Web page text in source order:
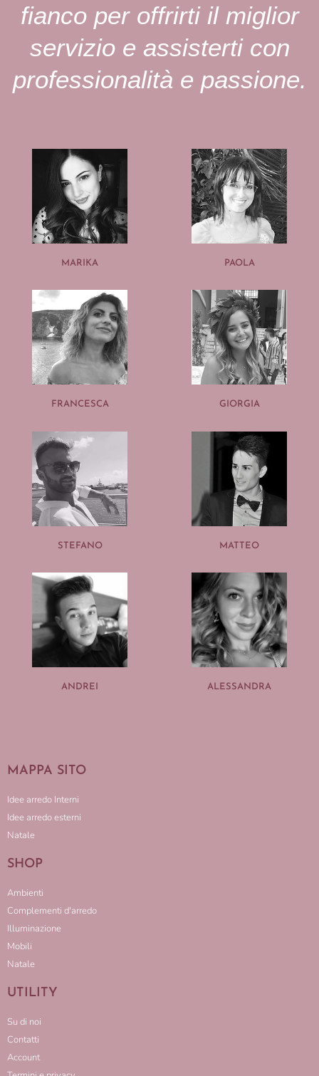
fianco per offrirti il miglior
servizio e assisterti con
professionalità e passione.
MARIKA PAOLA
FRANCESCA GIORGIA
STEFANO MATTEO
ANDREI ALESSANDRA
MAPPA SITO
Idee arredo Interni
Idee arredo esterni
Natale
SHOP
Ambienti
Complementi d'arredo
Illuminazione
Mobili
Natale
UTILITY
Su di noi
Contatti
Account